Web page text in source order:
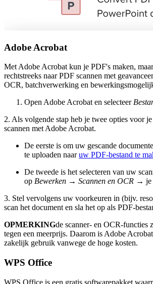
Adobe Acrobat
Met Adobe Acrobat kun je PDF's maken,
rechtstreeks naar PDF scannen met
OCR, batchverwerking en
Open Adobe Acrobat en selecteer
2. Als volgende stap heb je twee opties voor
scannen met Adobe Acrobat.
De eerste is om uw gescande
te uploaden naaruw PDF-bestand te
De tweede is het selecteren van uw
op Bewerken → Scannen en OCR → je
3. Stel vervolgens uw voorkeuren in (bijv.
scan het document en sla het op als PDF-
OPMERKINGde scanner- en OCR-functies
tegen een meerprijs. Daarom is Adobe
zakelijk gebruik vanwege de hoge kosten.
WPS Office
WPS Office is een gratis softwarepakket